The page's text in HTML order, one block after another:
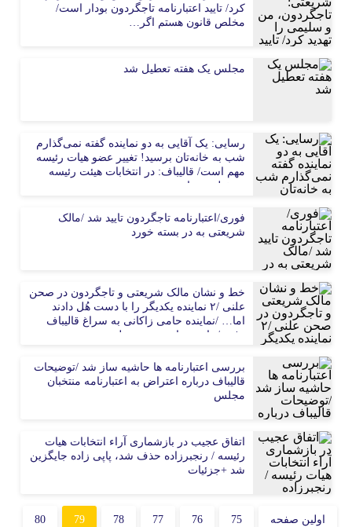
کرد/ تایید اعتبارنامه تاجگردون بودار است/
مخلص قانون هستم اگر…
مجلس یک هفته تعطیل شد
رسایی: یک آقایی به دو نماینده گفته نمی‌گذارم
شب به خانه‌تان برسید! تغییر عضو هیات رئیسه
مهم است/ قالیباف: در انتخابات هیئت رئیسه
مسئولیتی نداشتم
فوری/اعتبارنامه تاجگردون تایید شد /مالک
شریعتی به در بسته خورد
خط و نشان مالک شریعتی و تاجگردون در صحن
علنی /۲ نماینده یکدیگر را با دست هُل دادند
اما… /نماینده حامی زاکانی به سراغ قالیباف
رفت /حاشیه های صحن مجلس
بررسی اعتبارنامه ها حاشیه ساز شد /توضیحات
قالیباف درباره اعتراض به اعتبارنامه منتخبان
مجلس
اتفاق عجیب در بازشماری آراء انتخابات هیات
رئیسه / رنجبرزاده حذف شد، پاپی زاده جایگزین
شد +جزئیات
اولین صفحه 75
76
77
78
79
80